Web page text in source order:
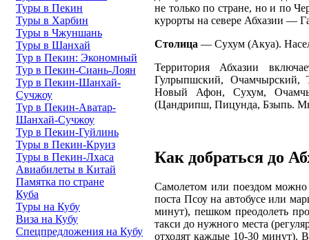
Туры в Пекин
Туры в Харбин
Туры в Чжуншань
Туры в Шанхай
Тур в Пекин: Экономный
Тур в Пекин-Сиань-Лоян
Тур в Пекин-Шанхай-
Сучжоу
Тур в Пекин-Аватар-
Шанхай-Сучжоу
Тур в Пекин-Гуйлинь
Туры в Пекин-Круиз
Туры в Пекин-Лхаса
Авиабилеты в Китай
Памятка по стране
Куба
Туры на Кубу
Виза на Кубу
Спецпредложения на Кубу
не только по стране, но и по
курорты на севере Абхазии —
Столица — Сухум (Акуа).
Территория Абхазии
Гулрыпшский, Очамчырский,
Новый Афон, Сухум,
(Цандрипш, Пицунда, Бзыпь.
Как добраться до
Самолетом или поездом можно
поста Псоу на автобусе или
минут), пешком преодолеть
такси до нужного места
отходят каждые 10-30 минут).